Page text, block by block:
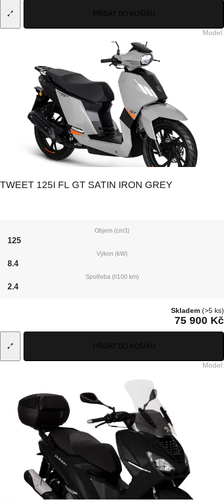
PŘIDAT DO KOŠÍKU
Model:
TWEET 125I FL GT SATIN IRON GREY
Objem (cm3)
125
Výkon (kW)
8.4
Spotřeba (l/100 km)
2.4
Skladem (>5 ks)
75 900 Kč
PŘIDAT DO KOŠÍKU
Model: